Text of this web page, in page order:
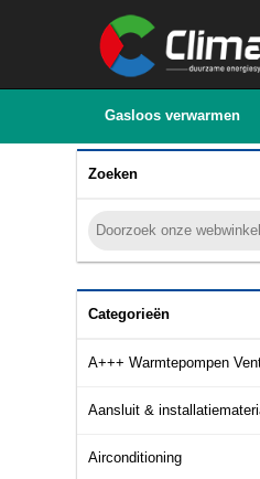
Gasloos verwarmen
Zoeken
Categorieën
A+++ Warmtepompen
Aansluit &
Airconditioning